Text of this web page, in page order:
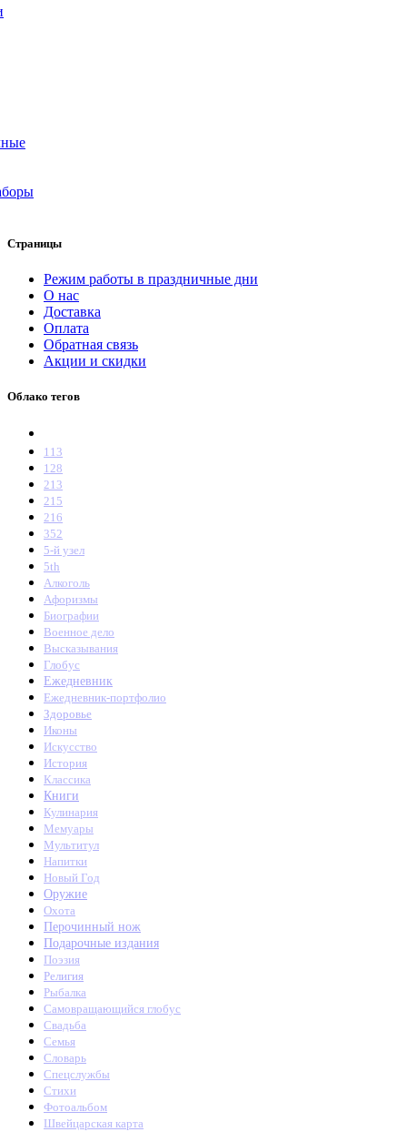
Страницы
Режим работы в праздничные дни
О нас
Доставка
Оплата
Обратная связь
Акции и скидки
Облако тегов
113
128
213
215
216
352
5-й узел
5th
Алкоголь
Афоризмы
Биографии
Военное дело
Высказывания
Глобус
Ежедневник
Ежедневник-портфолио
Здоровье
Иконы
Искусство
История
Классика
Книги
Кулинария
Мемуары
Мультитул
Напитки
Новый Год
Оружие
Охота
Перочинный нож
Подарочные издания
Поэзия
Религия
Рыбалка
Самовращающийся глобус
Свадьба
Семья
Словарь
Спецслужбы
Стихи
Фотоальбом
Швейцарская карта